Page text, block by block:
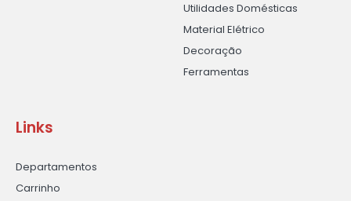
Utilidades Domésticas
Material Elétrico
Decoração
Ferramentas
Links
Departamentos
Carrinho